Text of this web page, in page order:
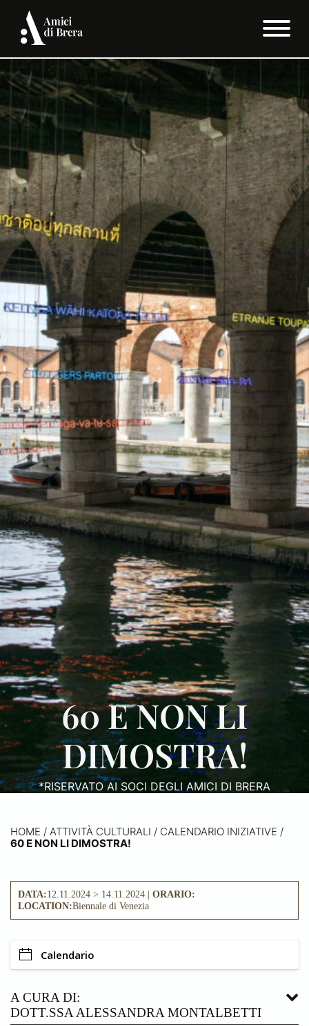
60 E NON LI
DIMOSTRA!
*RISERVATO AI SOCI DEGLI AMICI DI BRERA
HOME / ATTIVITÀ CULTURALI / CALENDARIO INIZIATIVE /
60 E NON LI DIMOSTRA!
DATA:12.11.2024 > 14.11.2024 | ORARIO:
LOCATION:Biennale di Venezia
Calendario
A CURA DI:
DOTT.SSA ALESSANDRA MONTALBETTI